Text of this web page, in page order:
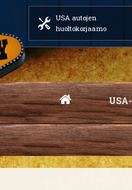
USA autojen
huoltokorjaamo